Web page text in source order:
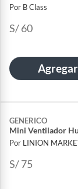
Por B Class
S/ 60
Agregar
GENERICO
Mini Ventilador
Por LINION
S/ 75